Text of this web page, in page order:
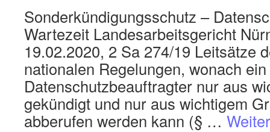
Sonderkündigungsschutz –
Wartezeit Landesarbeitsgericht
19.02.2020, 2 Sa 274/19 Leitsätze
nationalen Regelungen, wonach
Datenschutzbeauftragter nur aus
gekündigt und nur aus wichtigem
abberufen werden kann (§ …